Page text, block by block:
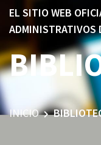
EL SITIO WEB
ADMINISTRATIVOS
INICIO